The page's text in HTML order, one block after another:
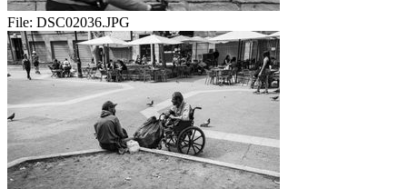
File: DSC02036.JPG